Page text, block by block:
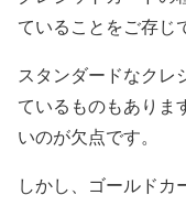
ていることをご存じ
スタンダードなクレ
ているものもありま
いのが欠点です。
しかし、ゴールドカ